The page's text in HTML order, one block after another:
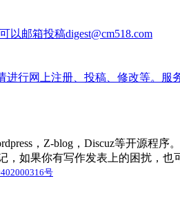
以邮箱投稿digest@cm518.com
进行网上注册、投稿、修改等。服
，Z-blog，Discuz等开源程
如果你有写作发表上的困扰，也
号